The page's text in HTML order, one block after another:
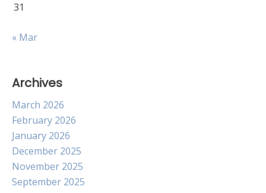
31
« Mar
Archives
March 2026
February 2026
January 2026
December 2025
November 2025
September 2025